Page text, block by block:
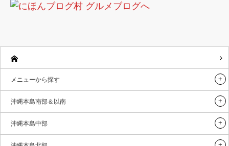
メニューから探す
沖縄本島南部＆以南
沖縄本島中部